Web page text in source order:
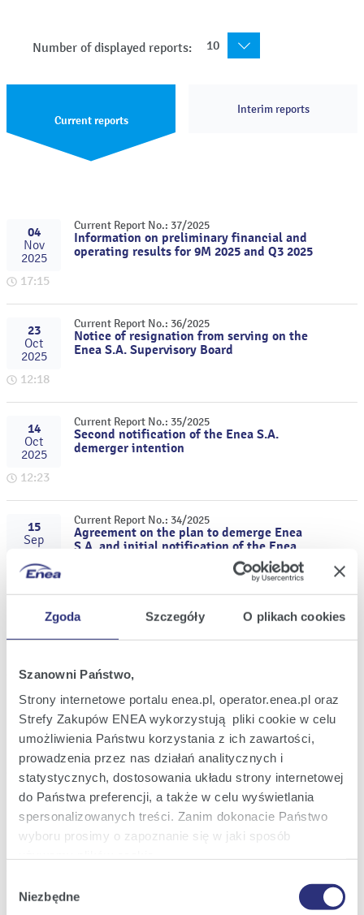
Zgoda Szczegóły O plikach cookies
Szanowni Państwo,
Strony internetowe portalu enea.pl, operator.enea.pl oraz
Strefy Zakupów ENEA wykorzystują pliki cookie w celu
umożliwienia Państwu korzystania z ich zawartości,
prowadzenia przez nas działań analitycznych i
statystycznych, dostosowania układu strony internetowej
do Państwa preferencji, a także w celu wyświetlania
spersonalizowanych treści. Zanim dokonacie Państwo
wyboru prosimy o zapoznanie się w jaki sposób
Szczegółowe informacje na ten temat znajdziecie
zgody
Niezbędne
Number of displayed reports: 10
Current reports
Interim reports
04
Nov
2025
17:15
Current Report No.: 37/2025
Information on preliminary financial and
operating results for 9M 2025 and Q3 2025
23
Oct
2025
12:18
Current Report No.: 36/2025
Notice of resignation from serving on the
Enea S.A. Supervisory Board
14
Oct
2025
12:23
Current Report No.: 35/2025
Second notification of the Enea S.A.
demerger intention
15
Sep
20:15
Current Report No.: 34/2025
Agreement on the plan to demerge Enea
S.A. and initial notification of the Enea
Sep
11:56
Current Report No.: 33/2025
the supplementary capacity market
11
Sep
14:53
Current Report No.: 32/2025
Information on the outcome of the
supplementary capacity market auction
for 2026
26
Aug
Current Report No.: 31/2025
Information on preliminary financial and
operating results for H1 2025 and Q2 2025